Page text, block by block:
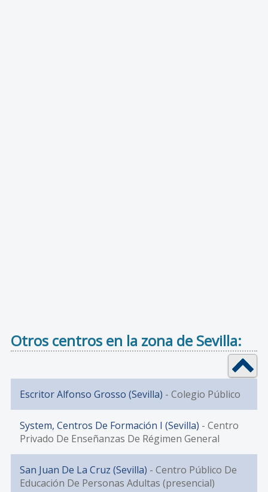
Otros centros en la zona de Sevilla:
Escritor Alfonso Grosso (Sevilla) - Colegio Público
System, Centros De Formación I (Sevilla) - Centro
Privado De Enseñanzas De Régimen General
San Juan De La Cruz (Sevilla) - Centro Público De
Educación De Personas Adultas (presencial)